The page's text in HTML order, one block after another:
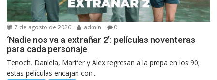
7 de agosto de 2026 admin 0
‘Nadie nos va a extrañar 2’: películas noventeras
para cada personaje
Tenoch, Daniela, Marifer y Alex regresan a la prepa en los 90;
estas películas encajan con...